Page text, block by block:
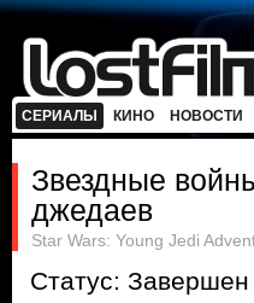
СЕРИАЛЫ КИНО НОВОСТИ
Звездные
джедаев
Star Wars: Young Jedi
Статус: Завершен